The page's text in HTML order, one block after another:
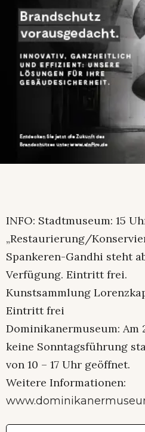
INFO: Stadtmuseum: 15
„Restaurierung/
Spankeren-Gandhi steht
Verfügung. Eintritt frei.
Kunstsammlung
Eintritt frei
Dominikanermuseum: Am
keine Sonntagsführung
von 10 – 17 Uhr geöffnet.
Weitere Informationen: